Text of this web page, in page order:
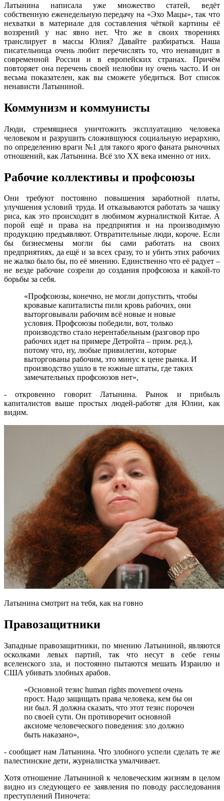
Латынина написала уже множество статей, ведёт
собственную еженедельную передачу на «Эхо Мацы», так что
нехватки в материале для составления чёткой картины её
воззрений у нас явно нет. Что же в своих творениях
транслирует в массы Юлия? Давайте разбираться. Наша
писательница очень любит перечислять то, что ненавидит в
современной России и в европейских странах. Причём
повторяет она перечень своей нелюбви ну очень часто. И он
весьма показателен, как вы сможете убедиться. Вот список
ненависти Латыниной.
Коммунизм и коммунисты
Люди, стремящиеся уничтожить эксплуатацию человека
человеком и разрушить сложившуюся социальную иерархию,
по определению враги №1 для такого ярого фаната рыночных
отношений, как Латынина. Всё зло XX века именно от них.
Рабочие коллективы и профсоюзы
Они требуют постоянно повышения заработной платы,
улучшения условий труда. И отказываются работать за чашку
риса, как это происходит в любимом журналисткой Китае. А
порой ещё и права на предприятия и на производимую
продукцию предъявляют. Отвратительные люди, короче. Если
бы бизнесмены могли бы сами работать на своих
предприятиях, да ещё и за всех сразу, то и убить этих рабочих
не жалко было бы, по её мнению. Единственно что её радует –
не везде рабочие созрели до создания профсоюза и какой-то
борьбы за себя.
«Профсоюзы, конечно, не могли допустить, чтобы
кровавые капиталисты пили кровь рабочих, они
выторговывали рабочим всё новые и новые
условия. Профсоюзы победили, вот, только
производство стало нерентабельным (разговор про
рабочих идет на примере Детройта – прим. ред.),
потому что, ну, любые привилегии, которые
выторгованы рабочим, это минус к цене рынка. И
производство ушло в те южные штаты, где таких
замечательных профсоюзов нет»,
- откровенно говорит Латынина. Рынок и прибыль
капиталистов выше простых людей-работяг для Юлии, как
видим.
Латынина смотрит на тебя, как на говно
Правозащитники
Западные правозащитники, по мнению Латыниной, являются
осколками левых партий, так что несут в себе гены
вселенского зла, и постоянно пытаются мешать Израилю и
США убивать злобных арабов.
«Основной тезис human rights movement очень
прост. Надо защищать права человека, кем бы он
ни был. Я должна сказать, что этот тезис порочен
по своей сути. Он противоречит основной
аксиоме человеческого поведения: зло должно
быть наказано»,
- сообщает нам Латынина. Что злобного успели сделать те же
палестинские дети, журналистка умалчивает.
Хотя отношение Латыниной к человеческим жизням в целом
видно из следующего ее заявления по поводу расследования
преступлений Пиночета: